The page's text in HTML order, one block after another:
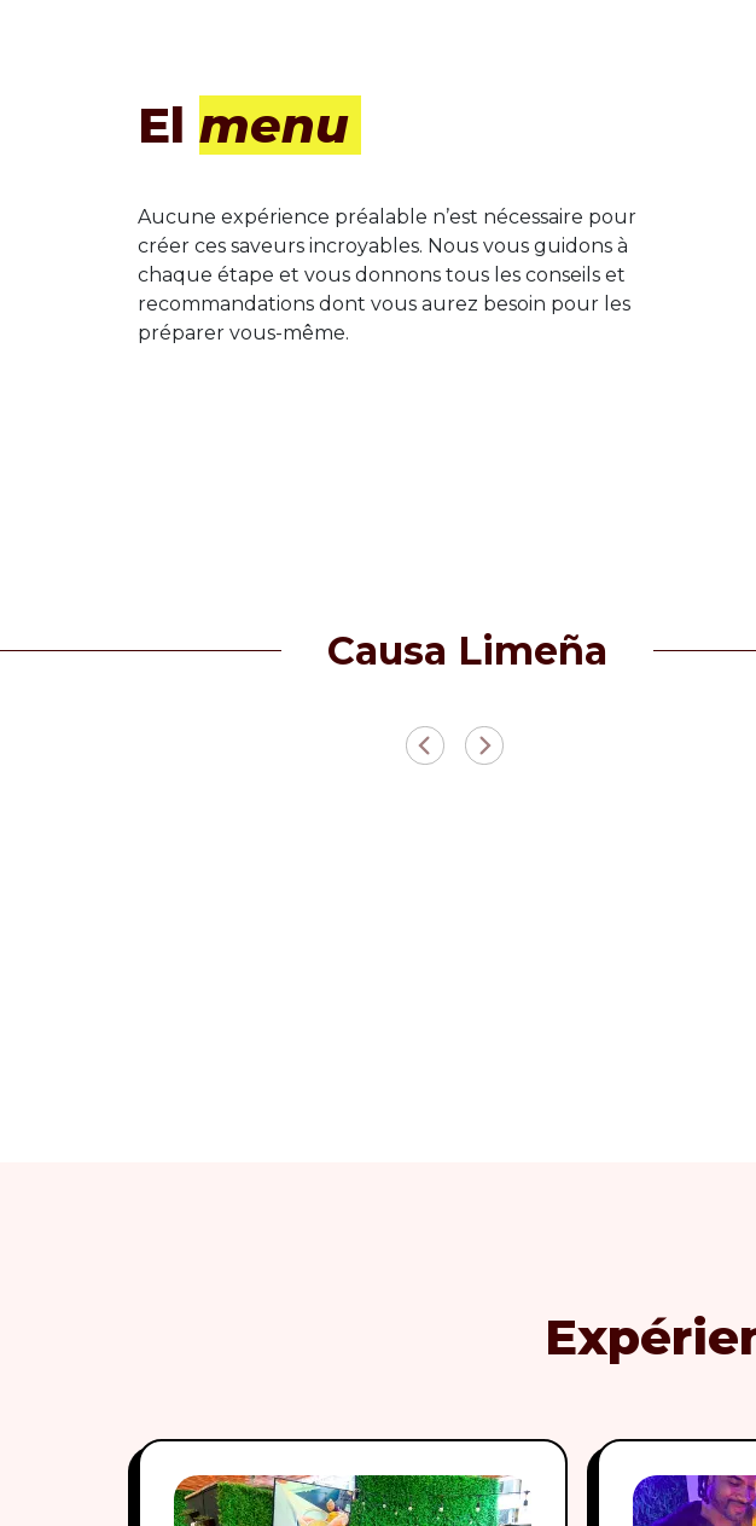
El menu
Aucune expérience préalable n’est nécessaire pour
créer ces saveurs incroyables. Nous vous guidons à
chaque étape et vous donnons tous les conseils et
recommandations dont vous aurez besoin pour les
préparer vous-même.
Causa Limeña
Précédent
Suivant